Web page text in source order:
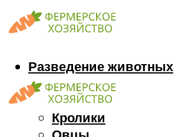
Разведение животных
Козы
Кони
Кролики